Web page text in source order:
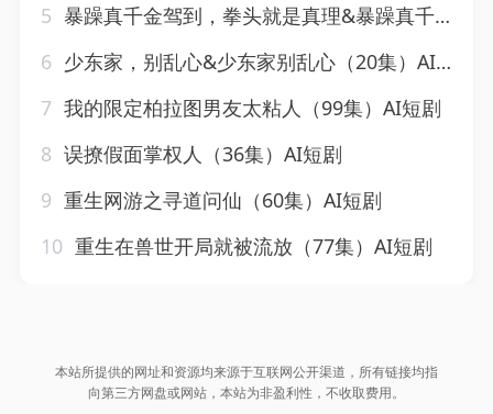
5 暴躁真千金驾到，拳头就是真理&暴躁真千金驾到拳头就是真理（60集）AI短剧
6 少东家，别乱心&少东家别乱心（20集）AI短剧
7 我的限定柏拉图男友太粘人（99集）AI短剧
8 误撩假面掌权人（36集）AI短剧
9 重生网游之寻道问仙（60集）AI短剧
10 重生在兽世开局就被流放（77集）AI短剧
本站所提供的网址和资源均来源于互联网公开渠道，所有链接均指
向第三方网盘或网站，本站为非盈利性，不收取费用。